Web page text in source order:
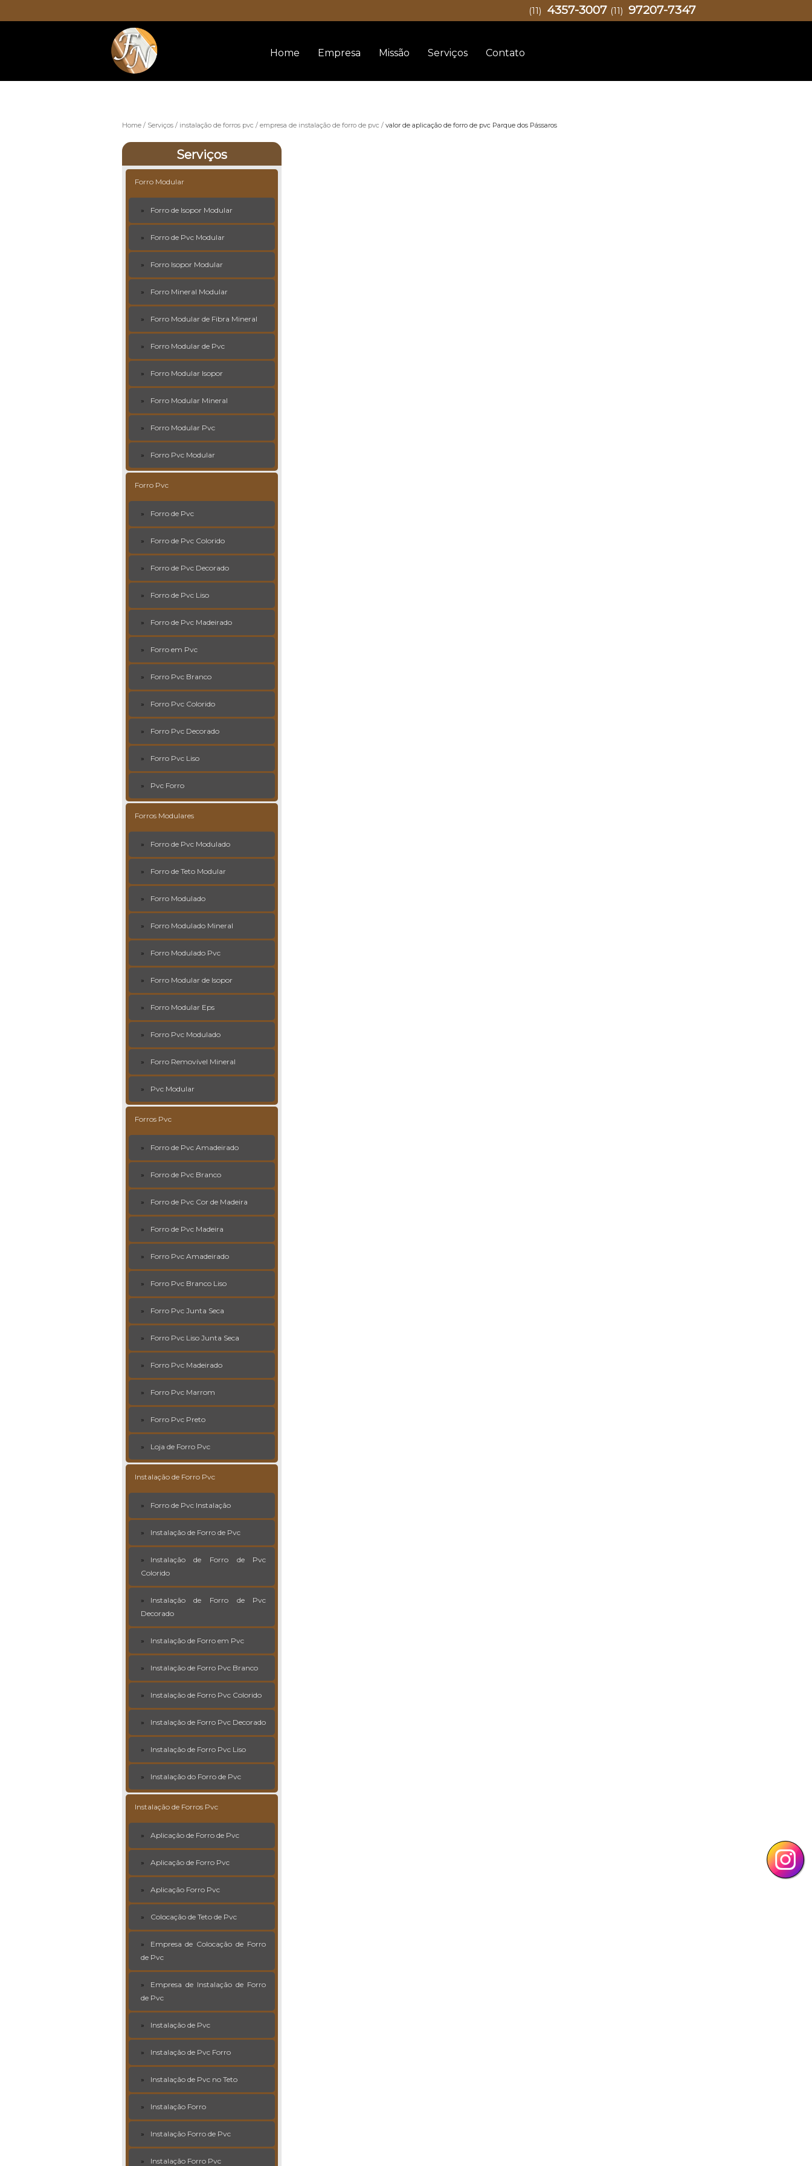
Home Empresa Missão Serviços Contato
(11) 4357-3007 (11) 97207-7347
Home Serviços instalação de forros pvc empresa de instalação de forro de pvc valor de aplicação de forro de pvc Parque dos Pássaros
Serviços
Forro Modular
Forro de Isopor Modular
Forro de Pvc Modular
Forro Isopor Modular
Forro Mineral Modular
Forro Modular de Fibra Mineral
Forro Modular de Pvc
Forro Modular Isopor
Forro Modular Mineral
Forro Modular Pvc
Forro Pvc Modular
Forro Pvc
Forro de Pvc
Forro de Pvc Colorido
Forro de Pvc Decorado
Forro de Pvc Liso
Forro de Pvc Madeirado
Forro em Pvc
Forro Pvc Branco
Forro Pvc Colorido
Forro Pvc Decorado
Forro Pvc Liso
Pvc Forro
Forros Modulares
Forro de Pvc Modulado
Forro de Teto Modular
Forro Modulado
Forro Modulado Mineral
Forro Modulado Pvc
Forro Modular de Isopor
Forro Modular Eps
Forro Pvc Modulado
Forro Removível Mineral
Pvc Modular
Forros Pvc
Forro de Pvc Amadeirado
Forro de Pvc Branco
Forro de Pvc Cor de Madeira
Forro de Pvc Madeira
Forro Pvc Amadeirado
Forro Pvc Branco Liso
Forro Pvc Junta Seca
Forro Pvc Liso Junta Seca
Forro Pvc Madeirado
Forro Pvc Marrom
Forro Pvc Preto
Loja de Forro Pvc
Instalação de Forro Pvc
Forro de Pvc Instalação
Instalação de Forro de Pvc
Instalação de Forro de Pvc
Colorido
Instalação de Forro de Pvc
Decorado
Instalação de Forro em Pvc
Instalação de Forro Pvc Branco
Instalação de Forro Pvc Colorido
Instalação de Forro Pvc Decorado
Instalação de Forro Pvc Liso
Instalação do Forro de Pvc
Instalação de Forros Pvc
Aplicação de Forro de Pvc
Aplicação de Forro Pvc
Aplicação Forro Pvc
Colocação de Teto de Pvc
Empresa de Colocação de Forro
de Pvc
Empresa de Instalação de Forro
de Pvc
Instalação de Pvc
Instalação de Pvc Forro
Instalação de Pvc no Teto
Instalação Forro
Instalação Forro de Pvc
Instalação Forro Pvc